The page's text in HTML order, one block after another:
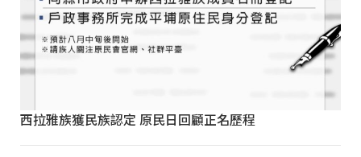
西拉雅族獲民族認定 原民日回顧正名歷程